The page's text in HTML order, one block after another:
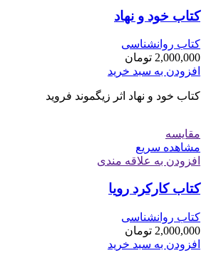
کتاب خود و نهاد
کتاب روانشناسی
2,000,000 تومان
افزودن به سبد خرید
کتاب خود و نهاد اثر زیگموند فروید
مقایسه
مشاهده سریع
افزودن به علاقه مندی
کتاب کارکرد رویا
کتاب روانشناسی
2,000,000 تومان
افزودن به سبد خرید